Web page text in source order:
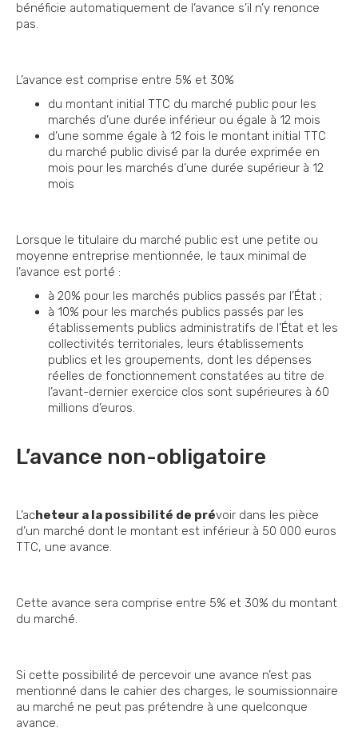
bénéficie automatiquement de l’avance s’il n’y renonce
pas.
L’avance est comprise entre 5% et 30%
du montant initial TTC du marché public pour les
marchés d’une durée inférieur ou égale à 12 mois
d’une somme égale à 12 fois le montant initial TTC
du marché public divisé par la durée exprimée en
mois pour les marchés d’une durée supérieur à 12
mois
Lorsque le titulaire du marché public est une petite ou
moyenne entreprise mentionnée, le taux minimal de
l’avance est porté :
à 20% pour les marchés publics passés par l’État ;
à 10% pour les marchés publics passés par les
établissements publics administratifs de l’État et les
collectivités territoriales, leurs établissements
publics et les groupements, dont les dépenses
réelles de fonctionnement constatées au titre de
l’avant-dernier exercice clos sont supérieures à 60
millions d’euros.
L’avance non-obligatoire
L’acheteur a la possibilité de prévoir dans les pièce
d’un marché dont le montant est inférieur à 50 000 euros
TTC, une avance.
Cette avance sera comprise entre 5% et 30% du montant
du marché.
Si cette possibilité de percevoir une avance n’est pas
mentionné dans le cahier des charges, le soumissionnaire
au marché ne peut pas prétendre à une quelconque
avance.